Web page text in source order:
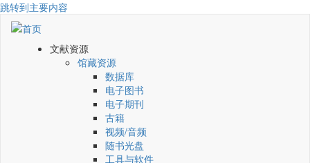
跳转到主要内容
文献资源
馆藏资源
数据库
电子图书
电子期刊
古籍
视频/音频
随书光盘
工具与软件